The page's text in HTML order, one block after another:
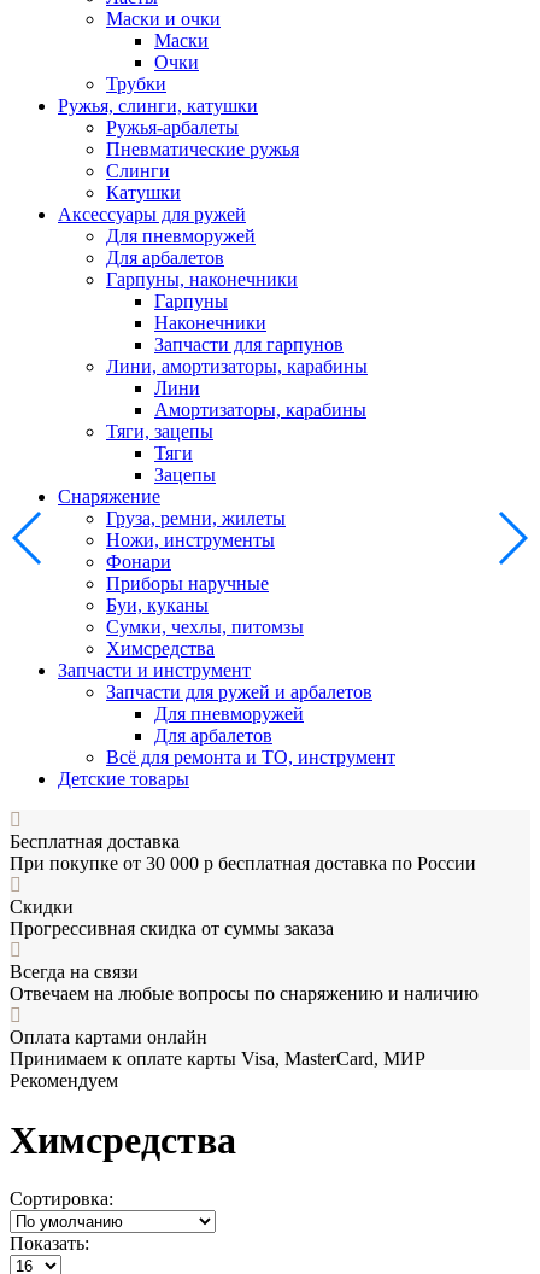
Маски и очки
Маски
Очки
Трубки
Ружья, слинги, катушки
Ружья-арбалеты
Пневматические ружья
Слинги
Катушки
Аксессуары для ружей
Для пневморужей
Для арбалетов
Гарпуны, наконечники
Гарпуны
Наконечники
Запчасти для гарпунов
Лини, амортизаторы, карабины
Лини
Амортизаторы, карабины
Тяги, зацепы
Тяги
Зацепы
Снаряжение
Груза, ремни, жилеты
Ножи, инструменты
Фонари
Приборы наручные
Буи, куканы
Сумки, чехлы, питомзы
Химсредства
Запчасти и инструмент
Запчасти для ружей и арбалетов
Для пневморужей
Для арбалетов
Всё для ремонта и ТО, инструмент
Детские товары
Бесплатная доставка
При покупке от 30 000 р бесплатная доставка по России
Скидки
Прогрессивная скидка от суммы заказа
Всегда на связи
Отвечаем на любые вопросы по снаряжению и наличию
Оплата картами онлайн
Принимаем к оплате карты Visa, MasterCard, МИР
Рекомендуем
Химсредства
Сортировка:
Показать: